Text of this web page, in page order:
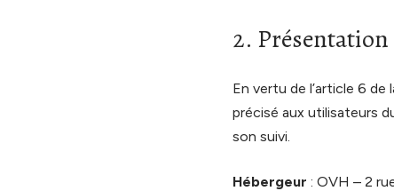
2.
En vertu de l’article 6
précisé aux utilisateurs
son suivi.
Hébergeur : OVH – 2